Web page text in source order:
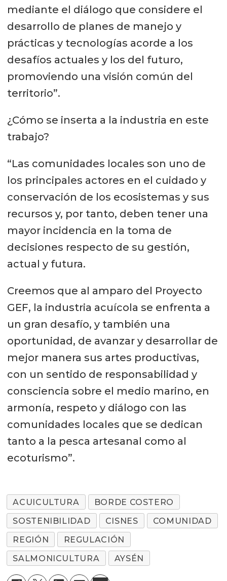
mediante el diálogo que considere el
desarrollo de planes de manejo y
prácticas y tecnologías acorde a los
desafíos actuales y los del futuro,
promoviendo una visión común del
territorio”.
¿Cómo se inserta a la industria en este
trabajo?
“Las comunidades locales son uno de
los principales actores en el cuidado y
conservación de los ecosistemas y sus
recursos y, por tanto, deben tener una
mayor incidencia en la toma de
decisiones respecto de su gestión,
actual y futura.
Creemos que al amparo del Proyecto
GEF, la industria acuícola se enfrenta a
un gran desafío, y también una
oportunidad, de avanzar y desarrollar de
mejor manera sus artes productivas,
con un sentido de responsabilidad y
consciencia sobre el medio marino, en
armonía, respeto y diálogo con las
comunidades locales que se dedican
tanto a la pesca artesanal como al
ecoturismo”.
ACUICULTURA
BORDE COSTERO
SOSTENIBILIDAD
CISNES
COMUNIDAD
REGIÓN
REGULACIÓN
SALMONICULTURA
AYSÉN